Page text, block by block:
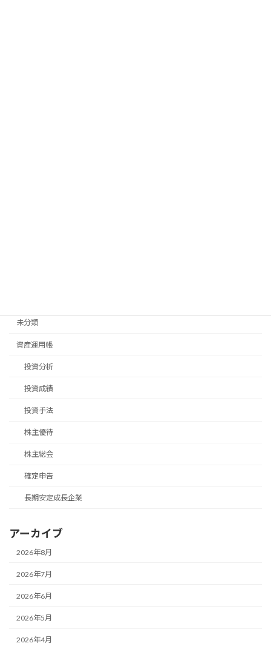
未分類
資産運用帳
投資分析
投資成績
投資手法
株主優待
株主総会
確定申告
長期安定成長企業
アーカイブ
2026年8月
2026年7月
2026年6月
2026年5月
2026年4月